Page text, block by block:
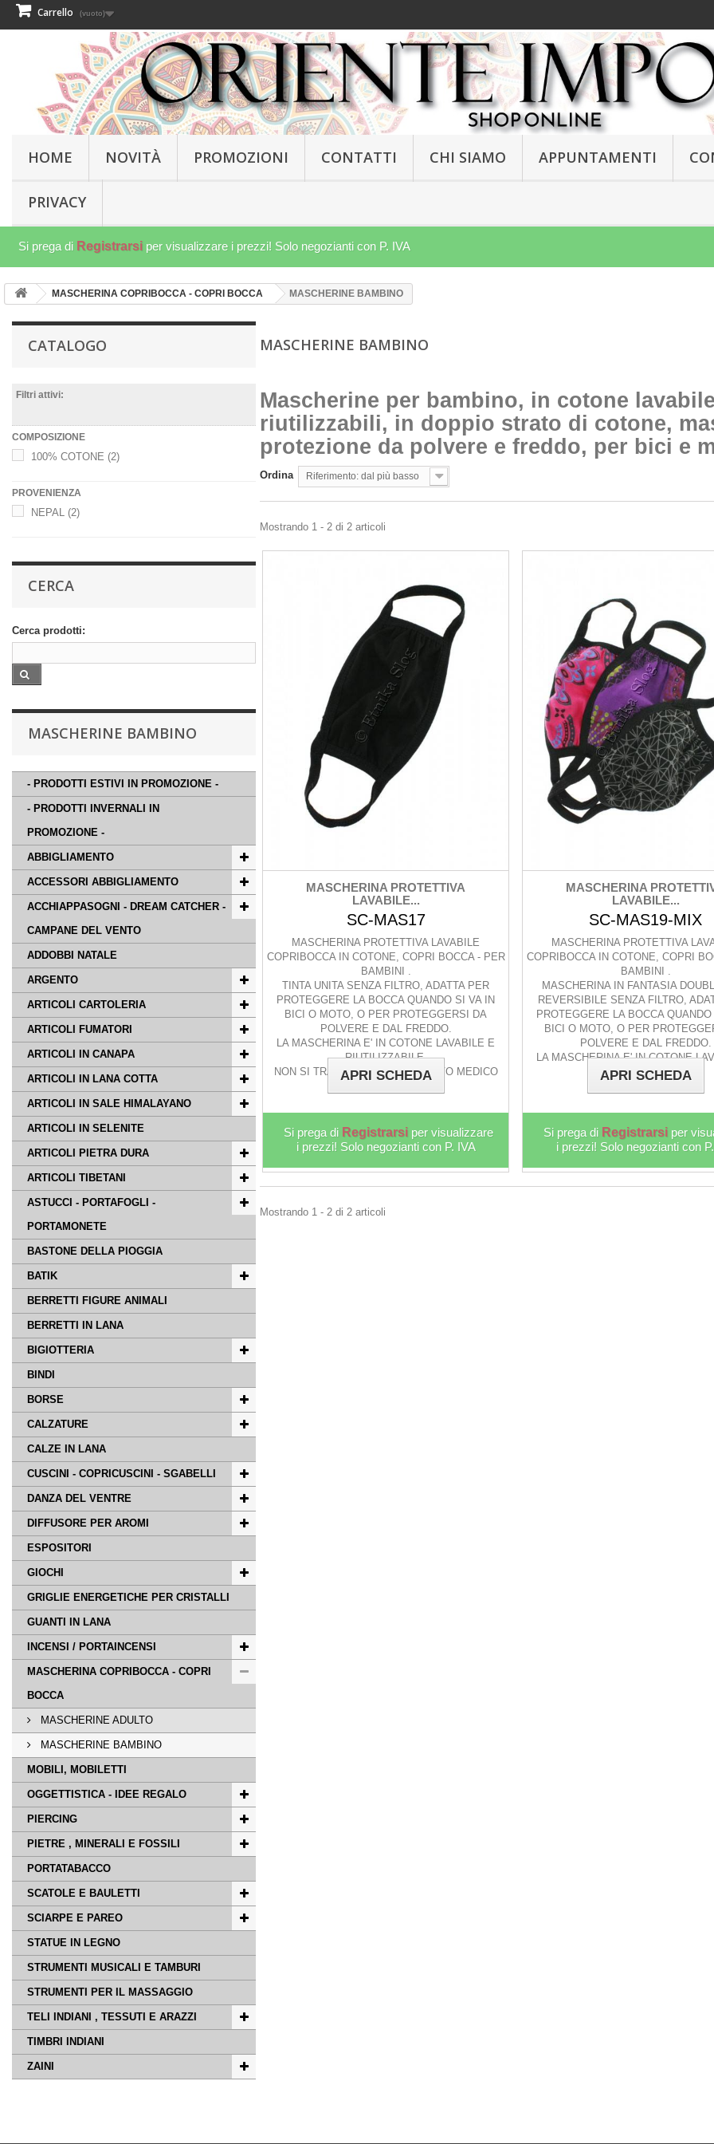
Carrello (vuoto)
HOME NOVITÀ PROMOZIONI CONTATTI CHI SIAMO APPUNTAMENTI
PRIVACY
Si prega di Registrarsi per visualizzare i prezzi! Solo negozianti con P. IVA
MASCHERINA COPRIBOCCA - COPRI BOCCA MASCHERINE BAMBINO
CATALOGO
Filtri attivi:
COMPOSIZIONE
100% COTONE (2)
PROVENIENZA
NEPAL (2)
CERCA
Cerca prodotti:
MASCHERINE BAMBINO
- PRODOTTI ESTIVI IN PROMOZIONE -
- PRODOTTI INVERNALI IN
PROMOZIONE -
ABBIGLIAMENTO
ACCESSORI ABBIGLIAMENTO
ACCHIAPPASOGNI - DREAM CATCHER -
CAMPANE DEL VENTO
ADDOBBI NATALE
ARGENTO
ARTICOLI CARTOLERIA
ARTICOLI FUMATORI
ARTICOLI IN CANAPA
ARTICOLI IN LANA COTTA
ARTICOLI IN SALE HIMALAYANO
ARTICOLI IN SELENITE
ARTICOLI PIETRA DURA
ARTICOLI TIBETANI
ASTUCCI - PORTAFOGLI -
PORTAMONETE
BASTONE DELLA PIOGGIA
BATIK
BERRETTI FIGURE ANIMALI
BERRETTI IN LANA
BIGIOTTERIA
BINDI
BORSE
CALZATURE
CALZE IN LANA
CUSCINI - COPRICUSCINI - SGABELLI
DANZA DEL VENTRE
DIFFUSORE PER AROMI
ESPOSITORI
GIOCHI
GRIGLIE ENERGETICHE PER CRISTALLI
GUANTI IN LANA
INCENSI / PORTAINCENSI
MASCHERINA COPRIBOCCA - COPRI
BOCCA
MASCHERINE ADULTO
MASCHERINE BAMBINO
MOBILI, MOBILETTI
OGGETTISTICA - IDEE REGALO
PIERCING
PIETRE , MINERALI E FOSSILI
PORTATABACCO
SCATOLE E BAULETTI
SCIARPE E PAREO
STATUE IN LEGNO
STRUMENTI MUSICALI E TAMBURI
STRUMENTI PER IL MASSAGGIO
TELI INDIANI , TESSUTI E ARAZZI
TIMBRI INDIANI
ZAINI
MASCHERINE BAMBINO
Mascherine per bambino, in cotone
riutilizzabili, in doppio strato di cotone,
protezione da polvere e freddo, per bici e
Ordina Riferimento: dal più basso
Mostrando 1 - 2 di 2 articoli
MASCHERINA PROTETTIVA
LAVABILE...
SC-MAS17
MASCHERINA PROTETTIVA LAVABILE
COPRIBOCCA IN COTONE, COPRI BOCCA - PER
BAMBINI .
TINTA UNITA SENZA FILTRO, ADATTA PER
PROTEGGERE LA BOCCA QUANDO SI VA IN
BICI O MOTO, O PER PROTEGGERSI DA
POLVERE E DAL FREDDO.
LA MASCHERINA E' IN COTONE LAVABILE E
RIUTILIZZABILE.
NON SI TRATTA DI UN DISPOSITIVO MEDICO
APRI SCHEDA
Si prega di Registrarsi per visualizzare
i prezzi! Solo negozianti con P. IVA
MASCHERINA
LAVABILE...
SC-MAS19-MIX
MASCHERINA PROTETTIVA
COPRIBOCCA IN COTONE, COPRI
BAMBINI .
MASCHERINA IN FANTASIA
REVERSIBILE SENZA FILTRO,
PROTEGGERE LA BOCCA
BICI O MOTO, O PER
POLVERE E DAL FREDDO.
LA MASCHERINA E' IN COTONE
RIUTILIZZABILE.
APRI SCHEDA
Si prega di Registrarsi per
i prezzi! Solo negozianti con
Mostrando 1 - 2 di 2 articoli